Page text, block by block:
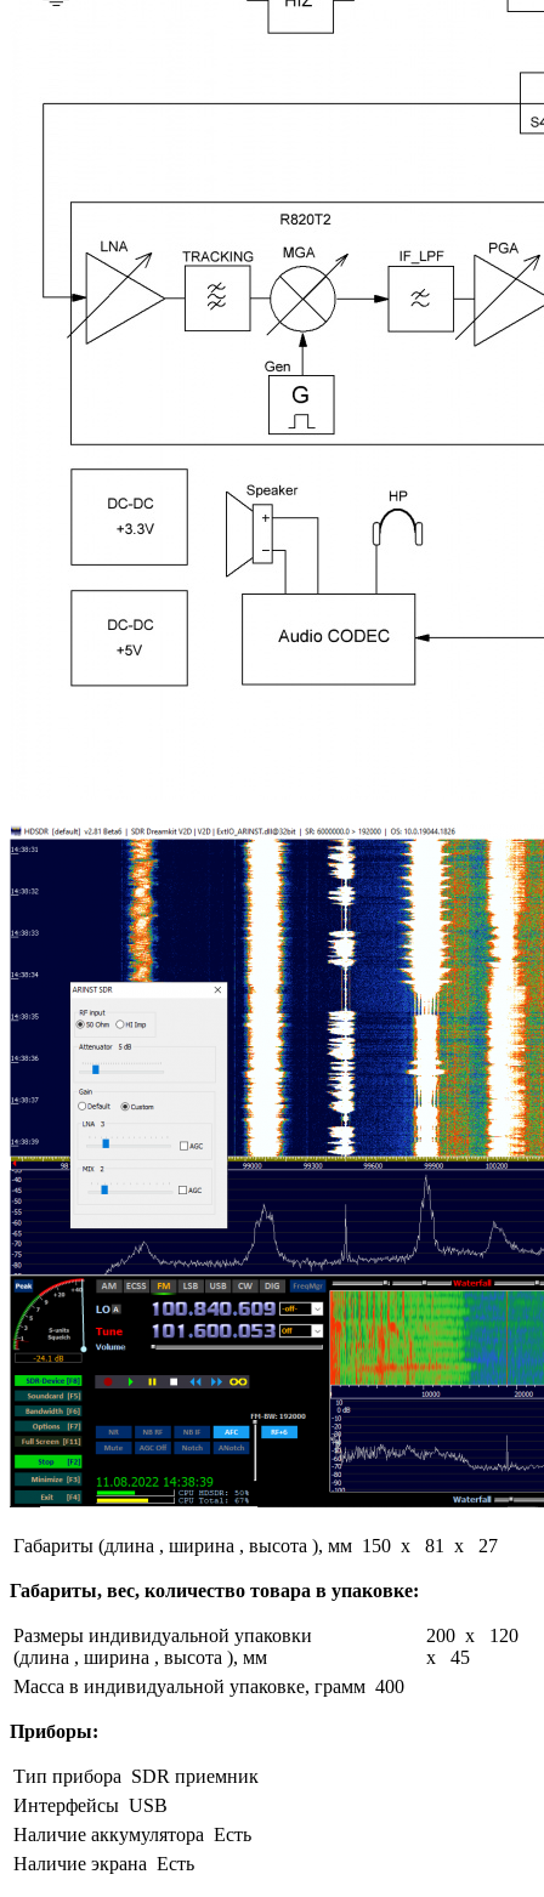
Габариты (длина , ширина , высота ), мм 150 x 81 x 27
Габариты, вес, количество товара в упаковке:
Размеры индивидуальной упаковки
(длина , ширина , высота ), мм
200 x 120
x 45
Масса в индивидуальной упаковке, грамм 400
Приборы:
Тип прибора SDR приемник
Интерфейсы USB
Наличие аккумулятора Есть
Наличие экрана Есть